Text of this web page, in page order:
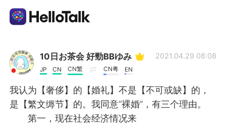
Language Exchange App
AI Grammar Checker
English
10日お茶会 好勁BBゆみ
JP CN CN繁 CN粤 EN
2021.04.29 08:08
我认为【奢侈】的【婚礼】不是【不可或缺】的，
是【繁文缛节】的。我同意“裸婚”，有三个理由。
第一，现在社会经济情况来